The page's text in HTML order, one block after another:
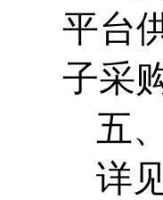
平台
子采
五
详